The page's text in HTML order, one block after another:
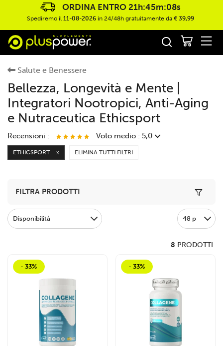
ORDINA ENTRO 21h:45m:07s
Spediremo il 11-08-2026in 24/48h gratuitamente da € 39,99
Salute e Benessere
Bellezza, Longevità e Mente |
Integratori Nootropici, Anti-Aging
e Nutraceutica Ethicsport
Recensioni : Voto medio : 5,0
ETHICSPORT X ELIMINA TUTTI FILTRI
Toggle
FILTRA PRODOTTI
Disponibilità 48 p
8 PRODOTTI
- 33% - 33%